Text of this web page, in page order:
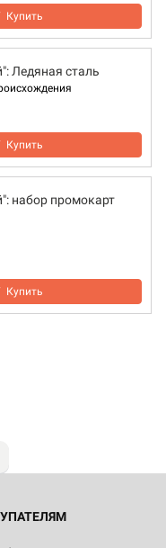
Купить
Ледяная сталь
Купить
набор промокарт
Купить